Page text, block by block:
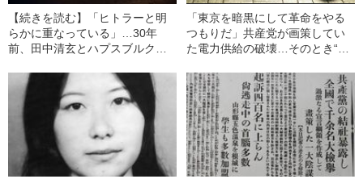
【続きを読む】「ヒトラーと明
らかに重なっている」…30年
前、田中清玄とハプスブルク家
の“帝政ロシアへの強い郷愁”
「東京を暗黒にして革命をやる
つもりだ」共産党が画策してい
た電力供給の破壊…そのとき“右
力革命への対抗手段”